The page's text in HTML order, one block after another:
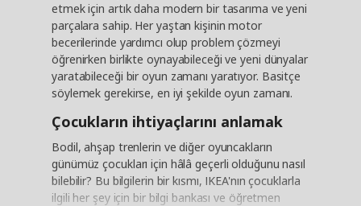
etmek için artık daha modern bir tasarıma ve yeni
parçalara sahip. Her yaştan kişinin motor
becerilerinde yardımcı olup problem çözmeyi
öğrenirken birlikte oynayabileceği ve yeni dünyalar
yaratabileceği bir oyun zamanı yaratıyor. Basitçe
söylemek gerekirse, en iyi şekilde oyun zamanı.
Çocukların ihtiyaçlarını anlamak
Bodil, ahşap trenlerin ve diğer oyuncakların
günümüz çocukları için hâlâ geçerli olduğunu nasıl
bilebilir? Bu bilgilerin bir kısmı, IKEA'nın çocuklarla
ilgili her şey için bir bilgi bankası ve öğretmen